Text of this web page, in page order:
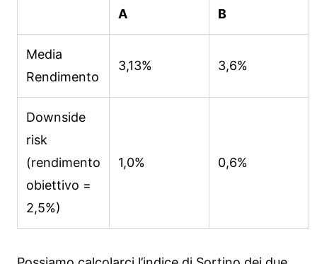
A
B
Media
Rendimento
3,13% 3,6%
Downside
risk
(rendimento
obiettivo =
2,5%)
1,0% 0,6%